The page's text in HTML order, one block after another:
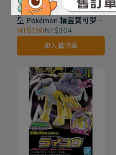
(BANDAI) 代理版 組裝模
型 Pokémon 精靈寶可夢
PLAMO收藏集收藏集 精選
系列 三首惡龍進化套組 22
NT$190NT$304
加入購物車